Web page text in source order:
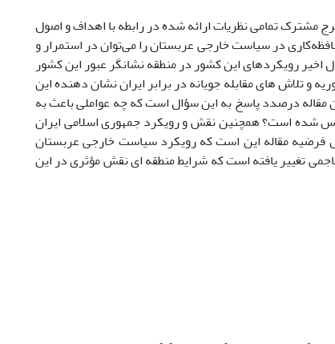
تمامی نظریات ارائه شده در رابطه با اهداف و اصول
در سیاست ‌خارجی عربستان را می‌توان در استمرار و
رویکردهای این کشور در منطقه نشانگر عبور این کشور
تلاش های مقابله جویانه در برابر ایران نشان دهنده این
درصدد پاسخ به این سؤال است که چه عواملی باعث به
شده است؟ همچنین نقش و رویکرد جمهوری اسلامی ایران
مقاله این است که رویکرد سیاست خارجی عربستان
تغییر یافته است که شرایط منطقه ای نقش مؤثری در این